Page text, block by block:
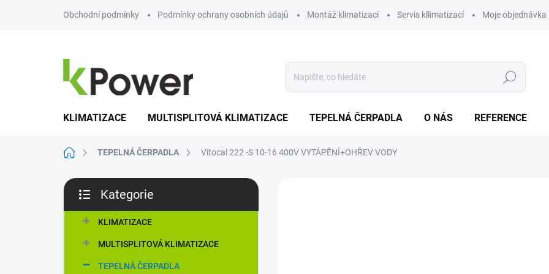
Obchodní podmínky Podmínky ochrany osobních údajů Montáž klimatizací Servis kllimatizací Moje objednávka
Hledat
KLIMATIZACE MULTISPLITOVÁ KLIMATIZACE TEPELNÁ ČERPADLA O NÁS REFERENCE
Domů TEPELNÁ ČERPADLA Vitocal 222 -S 10-16 400V VYTÁPĚNÍ+OHŘEV VODY
P
s
kategorie
Kategorie
KLIMATIZACE
MULTISPLITOVÁ KLIMATIZACE
TEPELNÁ ČERPADLA